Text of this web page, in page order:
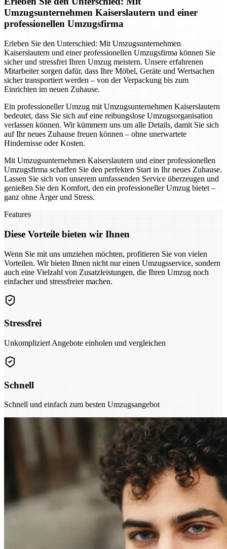
Umzugsunternehmen Kaiserslautern und einer
professionellen Umzugsfirma
Erleben Sie den Unterschied: Mit Umzugsunternehmen
Kaiserslautern und einer professionellen Umzugsfirma können Sie
sicher und stressfrei Ihren Umzug meistern. Unsere erfahrenen
Mitarbeiter sorgen dafür, dass Ihre Möbel, Geräte und Wertsachen
sicher transportiert werden – von der Verpackung bis zum
Einrichten im neuen Zuhause.
Ein professioneller Umzug mit Umzugsunternehmen Kaiserslautern
bedeutet, dass Sie sich auf eine reibungslose Umzugsorganisation
verlassen können. Wir kümmern uns um alle Details, damit Sie sich
auf Ihr neues Zuhause freuen können – ohne unerwartete
Hindernisse oder Kosten.
Mit Umzugsunternehmen Kaiserslautern und einer professionellen
Umzugsfirma schaffen Sie den perfekten Start in Ihr neues Zuhause.
Lassen Sie sich von unserem umfassenden Service überzeugen und
genießen Sie den Komfort, den ein professioneller Umzug bietet –
ganz ohne Ärger und Stress.
Features
Diese Vorteile bieten wir Ihnen
Wenn Sie mit uns umziehen möchten, profitieren Sie von vielen
Vorteilen. Wir bieten Ihnen nicht nur einen Umzugsservice, sondern
auch eine Vielzahl von Zusatzleistungen, die Ihren Umzug noch
einfacher und stressfreier machen.
Stressfrei
Unkompliziert Angebote einholen und vergleichen
Schnell
Schnell und einfach zum besten Umzugsangebot